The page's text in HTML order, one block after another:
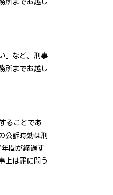
」など、刑事
所までお越し
ることであ
公訴時効は刑
間が経過す
上は罪に問う